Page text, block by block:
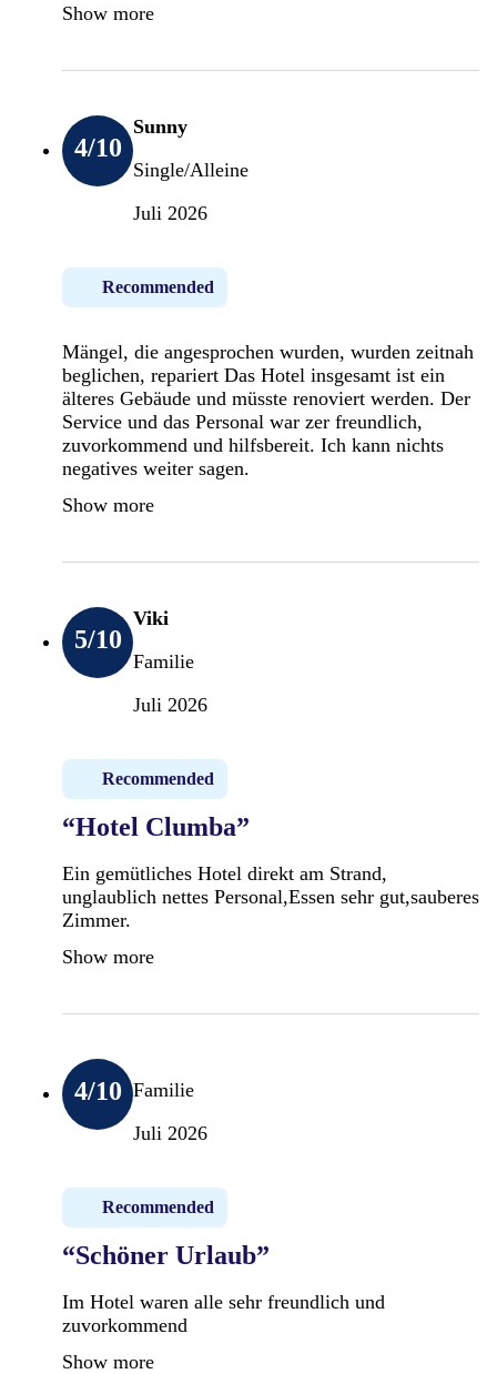
Show more
4/10
Sunny
Single/Alleine
Juli 2026
Recommended
Mängel, die angesprochen wurden, wurden zeitnah
beglichen, repariert Das Hotel insgesamt ist ein
älteres Gebäude und müsste renoviert werden. Der
Service und das Personal war zer freundlich,
zuvorkommend und hilfsbereit. Ich kann nichts
negatives weiter sagen.
Show more
5/10
Viki
Familie
Juli 2026
Recommended
“Hotel Clumba”
Ein gemütliches Hotel direkt am Strand,
unglaublich nettes Personal,Essen sehr gut,sauberes
Zimmer.
Show more
4/10 Familie
Juli 2026
Recommended
“Schöner Urlaub”
Im Hotel waren alle sehr freundlich und
zuvorkommend
Show more